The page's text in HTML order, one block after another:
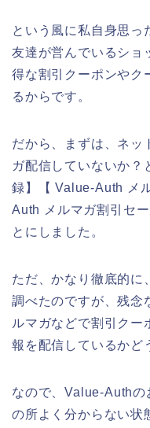
という風に私自身思っ
友達が営んでいるショ
得な割引クーポンやク
るからです。
だから、まずは、ネッ
ガ配信していないか
録】【 Value-Auth メ
Auth メルマガ割引セ
とにしました。
ただ、かなり徹底的に
調べたのですが、残念
ルマガなどで割引クー
報を配信しているかど
なので、Value-Authの
の所よく分からない状